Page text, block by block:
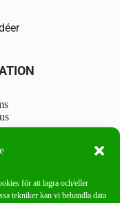
för att lagra och/eller
tekniker kan vi behandla data